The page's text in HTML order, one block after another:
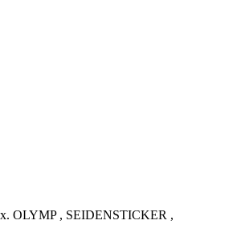
OLYMP , SEIDENSTICKER ,